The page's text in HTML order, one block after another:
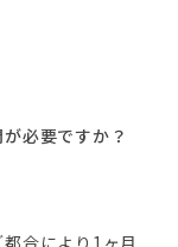
必要ですか？
合により1ヶ月